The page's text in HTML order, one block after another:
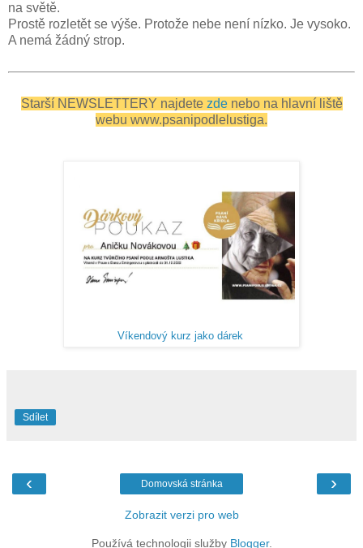
na světě.
Prostě rozletět se výše. Protože nebe není nízko. Je vysoko.
A nemá žádný strop.
Starší NEWSLETTERY najdete zdenebo na hlavní liště
webu www.psanipodlelustiga.
Víkendový kurz jako dárek
Sdílet
‹ ›
Domovská stránka
Zobrazit verzi pro web
Používá technologii služby Blogger.